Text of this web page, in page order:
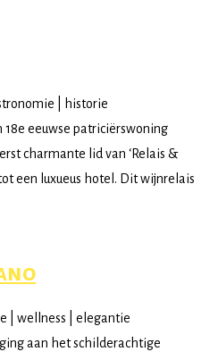
| historie
18e eeuwse patriciërswoning
charmante lid van ‘Relais &
een luxueus hotel. Dit wijnrelais
| wellness | elegantie
aan het schilderachtige